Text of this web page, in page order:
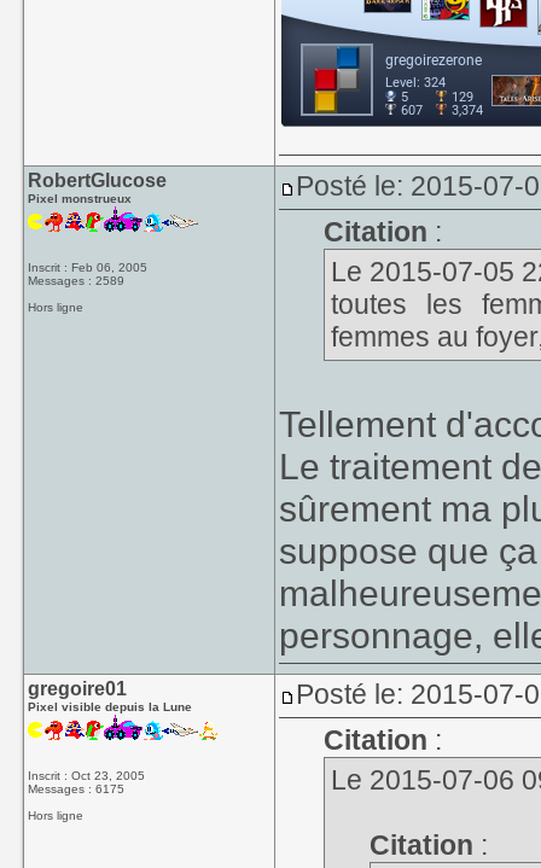
RobertGlucose
Pixel monstrueux
Inscrit : Feb 06, 2005
Messages : 2589
Hors ligne
Posté le: 2015-07-
Citation :
Le 2015-07-05
toutes les
femmes au
Tellement
Le traitement
sûrement ma
suppose que
personnage,
gregoire01
Pixel visible depuis la Lune
Inscrit : Oct 23, 2005
Messages : 6175
Hors ligne
Posté le: 2015-07-
Citation :
Le 2015-07-06
Citation :